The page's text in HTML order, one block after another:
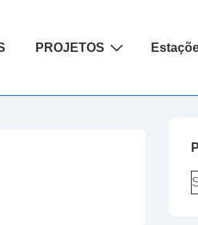
PROJETOS